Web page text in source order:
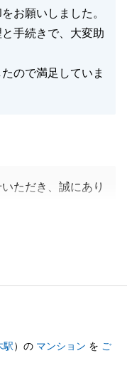
お願いしました。
手続きで、大変助
ので満足していま
ただき、誠にあり
者として嬉しく思
とを光栄に存じま
、いつでもお気軽
いただけますと幸
駅）の マンション を ご